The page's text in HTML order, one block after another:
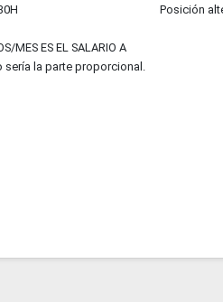
MES ES EL SALARIO A
sería la parte proporcional.
Posición